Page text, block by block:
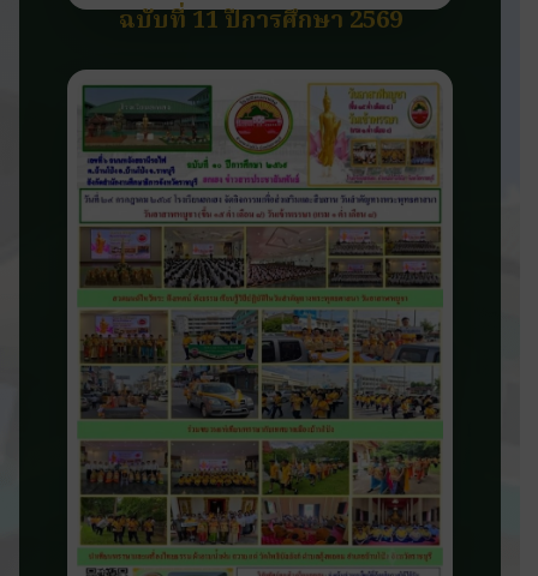
ฉบับที่ 11 ปีการศึกษา 2569